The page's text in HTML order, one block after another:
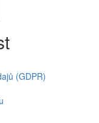
(GDPR)